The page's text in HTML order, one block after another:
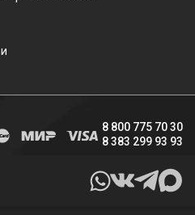
8 800 775 70 30
8 383 299 93 93